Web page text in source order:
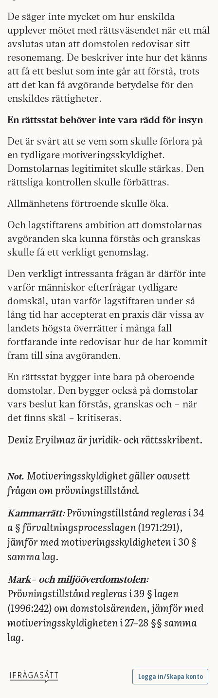
De säger inte mycket om hur enskilda
upplever mötet med rättsväsendet när ett mål
avslutas utan att domstolen redovisar sitt
resonemang. De beskriver inte hur det känns
att få ett beslut som inte går att förstå, trots
att det kan få avgörande betydelse för den
enskildes rättigheter.
En rättsstat behöver inte vara rädd för insyn
Det är svårt att se vem som skulle förlora på
en tydligare motiveringsskyldighet.
Domstolarnas legitimitet skulle stärkas. Den
rättsliga kontrollen skulle förbättras.
Allmänhetens förtroende skulle öka.
Och lagstiftarens ambition att domstolarnas
avgöranden ska kunna förstås och granskas
skulle få ett verkligt genomslag.
Den verkligt intressanta frågan är därför inte
varför människor efterfrågar tydligare
domskäl, utan varför lagstiftaren under så
lång tid har accepterat en praxis där vissa av
landets högsta överrätter i många fall
fortfarande inte redovisar hur de har kommit
fram till sina avgöranden.
En rättsstat bygger inte bara på oberoende
domstolar. Den bygger också på domstolar
vars beslut kan förstås, granskas och – när
det finns skäl – kritiseras.
Deniz Eryilmaz är juridik- och rättsskribent.
Not. Motiveringsskyldighet gäller oavsett
frågan om prövningstillstånd.
Kammarrätt:Prövningstillstånd regleras i 34
a § förvaltningsprocesslagen (1971:291),
jämför med motiveringsskyldigheten i 30 §
samma lag.
Mark- och miljööverdomstolen:
Prövningstillstånd regleras i 39 § lagen
(1996:242) om domstolsärenden, jämför med
motiveringsskyldigheten i 27–28 §§ samma
lag.